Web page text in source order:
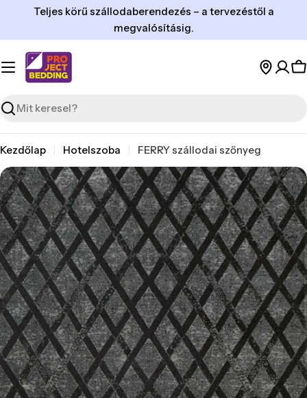
tartalomra
Teljes körű szállodaberendezés – a tervezéstől a
megvalósításig.
Keresés
Kezdőlap Hotelszoba
FERRY szállodai szőnyeg
Ugrás
a
termékinformációhoz
meg a média 0 modált